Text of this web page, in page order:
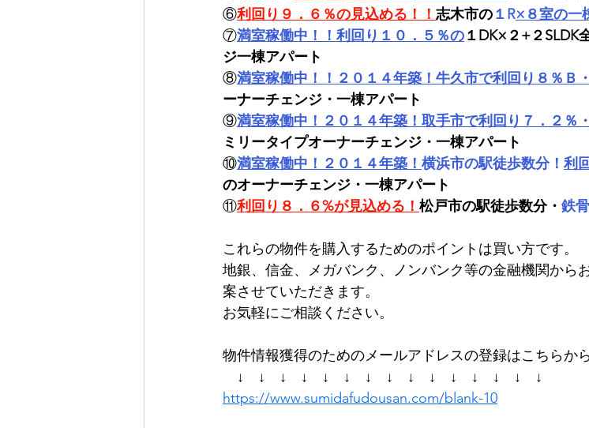
⑥利回り９．６％の見込める！！ 志木市の１R×８室の一
⑦満室稼働中！！利回り１０．５％の１DK×２+２SLDK
ジ一棟アパート
⑧満室稼働中！！２０１４年築！牛久市で利回り８％Ｂ
ーナーチェンジ・一棟アパート
⑨満室稼働中！２０１４年築！取手市で利回り７．２％
ミリータイプオーナーチェンジ・一棟アパート
⑩満室稼働中！２０１４年築！ 横浜市の駅徒歩数分！ 利
のオーナーチェンジ・一棟アパート
⑪利回り８．６%が見込める！ 松戸市の駅徒歩数分・ 鉄
これらの物件を購入するためのポイントは買い方です。
地銀、信金、メガバンク、ノンバンク等の金融機関から
案させていただきます。
お気軽にご相談ください。
物件情報獲得のためのメールアドレスの登録はこちらか
↓　↓　↓　↓　↓　↓　↓　↓　↓　↓　↓　↓　↓　↓　↓
https://www.sumidafudousan.com/blank-10